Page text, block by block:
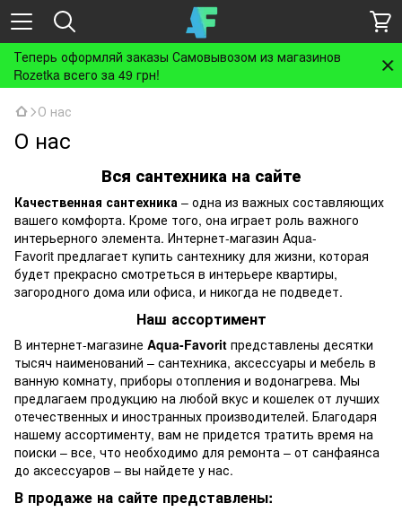
Теперь оформляй заказы Самовывозом из магазинов
Rozetka всего за 49 грн!
О нас
О нас
Вся сантехника на сайте
Качественная сантехника – одна из важных составляющих
вашего комфорта. Кроме того, она играет роль важного
интерьерного элемента. Интернет-магазин Aqua-
Favorit предлагает купить сантехнику для жизни, которая
будет прекрасно смотреться в интерьере квартиры,
загородного дома или офиса, и никогда не подведет.
Наш ассортимент
В интернет-магазине Aqua-Favorit представлены десятки
тысяч наименований – сантехника, аксессуары и мебель в
ванную комнату, приборы отопления и водонагрева. Мы
предлагаем продукцию на любой вкус и кошелек от лучших
отечественных и иностранных производителей. Благодаря
нашему ассортименту, вам не придется тратить время на
поиски – все, что необходимо для ремонта – от санфаянса
до аксессуаров – вы найдете у нас.
В продаже на сайте представлены: